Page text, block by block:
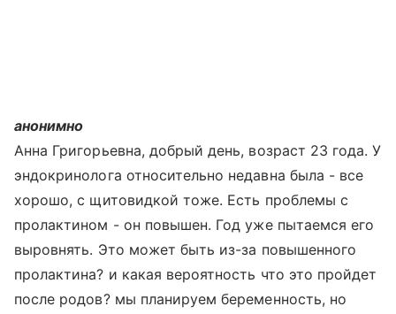
анонимно
Анна Григорьевна, добрый день, возраст 23 года. У
эндокринолога относительно недавна была - все
хорошо, с щитовидкой тоже. Есть проблемы с
пролактином - он повышен. Год уже пытаемся его
выровнять. Это может быть из-за повышенного
пролактина? и какая вероятность что это пройдет
после родов? мы планируем беременность, но